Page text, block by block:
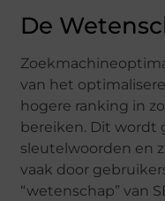
De
van het
hogere ranking in
bereiken. Dit wordt
sleutelwoorden en
vaak door
“wetenschap” van